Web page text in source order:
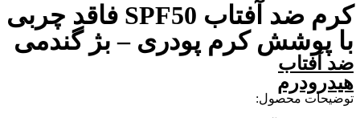
کرم ضد آفتاب SPF50 فاقد چربی
با پوشش کرم پودری – بژ گندمی
ضد آفتاب
هیدرودرم
توضیحات محصول: